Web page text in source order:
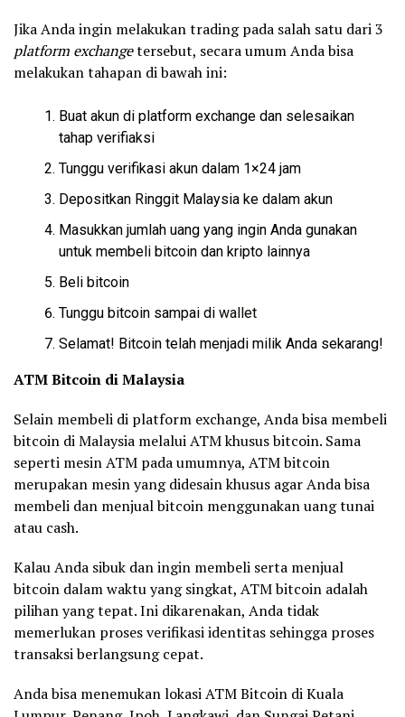
Jika Anda ingin melakukan trading pada salah satu dari 3
platform exchangetersebut, secara umum Anda bisa
melakukan tahapan di bawah ini:
Buat akun di platform exchange dan selesaikan
tahap verifiaksi
Tunggu verifikasi akun dalam 1×24 jam
Depositkan Ringgit Malaysia ke dalam akun
Masukkan jumlah uang yang ingin Anda gunakan
untuk membeli bitcoin dan kripto lainnya
Beli bitcoin
Tunggu bitcoin sampai di wallet
Selamat! Bitcoin telah menjadi milik Anda sekarang!
ATM Bitcoin di Malaysia
Selain membeli di platform exchange, Anda bisa membeli
bitcoin di Malaysia melalui ATM khusus bitcoin. Sama
seperti mesin ATM pada umumnya, ATM bitcoin
merupakan mesin yang didesain khusus agar Anda bisa
membeli dan menjual bitcoin menggunakan uang tunai
atau cash.
Kalau Anda sibuk dan ingin membeli serta menjual
bitcoin dalam waktu yang singkat, ATM bitcoin adalah
pilihan yang tepat. Ini dikarenakan, Anda tidak
memerlukan proses verifikasi identitas sehingga proses
transaksi berlangsung cepat.
Anda bisa menemukan lokasi ATM Bitcoin di Kuala